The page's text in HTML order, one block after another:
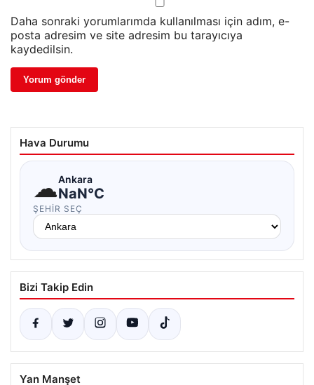
Daha sonraki yorumlarımda kullanılması için adım, e-
posta adresim ve site adresim bu tarayıcıya
kaydedilsin.
Hava Durumu
☁Ankara
NaN°C
ŞEHIR SEÇ
Bizi Takip Edin
Yan Manşet